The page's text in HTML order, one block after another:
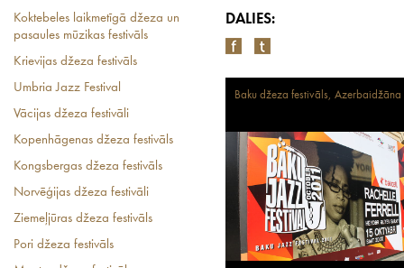
Koktebeles laikmetīgā džeza un
pasaules mūzikas festivāls
Krievijas džeza festivāls
Umbria Jazz Festival
Vācijas džeza festivāli
Kopenhāgenas džeza festivāls
Kongsbergas džeza festivāls
Norvēģijas džeza festivāli
Ziemeļjūras džeza festivāls
Pori džeza festivāls
DALIES:
Baku džeza festivāls, Azerbaidžāna